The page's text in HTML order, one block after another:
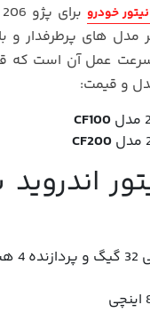
خودرو
مدل های پرطرفدار و
عمل آن است که
و قیمت:
CF100
CF200